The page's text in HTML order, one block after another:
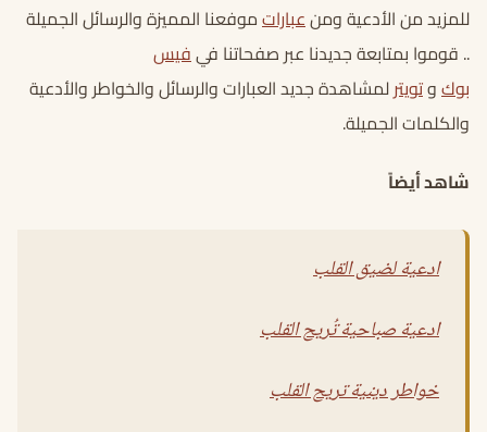
للمزيد من الأدعية ومنعباراتموفعنا المميزة والرسائل الجميلة
.. قوموا بمتابعة جديدنا عبر صفحاتنا فيفيس
بوكوتويترلمشاهدة جديد العبارات والرسائل والخواطر والأدعية
والكلمات الجميلة.
شاهد أيضاً
ادعية لضيق القلب
ادعية صباحية تُريح القلب
خواطر دينية تريح القلب